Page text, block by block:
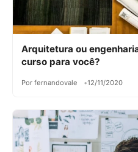
Arquitetura ou
curso para você?
Por fernandovale 12/11/2020